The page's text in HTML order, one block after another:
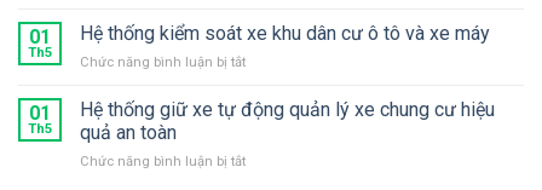
xe
gắn
Thu
Thống
Soát
Khu
01
Th5
Hệ thống kiểm soát xe khu dân cư ô tô và xe máy
Chức năng bình luận bị tắtở
thống
kiểm
xe
01
Th5
Hệ thống giữ xe tự động quản lý xe chung cư hiệu
quả an toàn
Chức năng bình luận bị tắtở